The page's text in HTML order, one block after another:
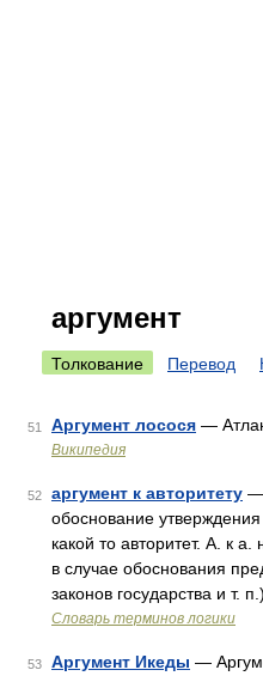
аргумент
Толкование Перевод
51 Аргумент лосося —
Википедия
52 аргумент к авторитету —
обоснование
какой то авторитет. А. к
в случае обоснования
законов государства и т.
Словарь терминов логики
53 Аргумент Икеды —